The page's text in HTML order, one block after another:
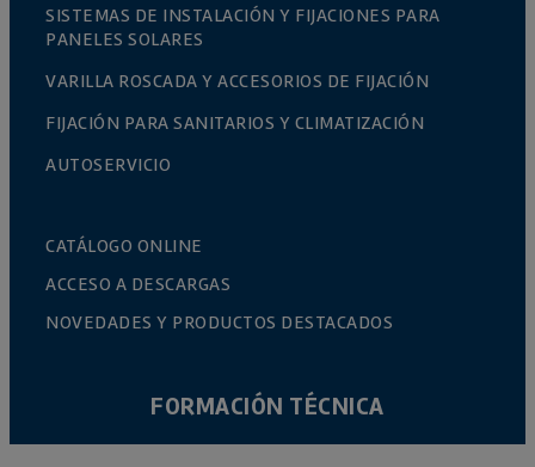
SISTEMAS DE INSTALACIÓN Y FIJACIONES PARA
PANELES SOLARES
VARILLA ROSCADA Y ACCESORIOS DE FIJACIÓN
FIJACIÓN PARA SANITARIOS Y CLIMATIZACIÓN
AUTOSERVICIO
CATÁLOGO ONLINE
ACCESO A DESCARGAS
NOVEDADES Y PRODUCTOS DESTACADOS
FORMACIÓN TÉCNICA